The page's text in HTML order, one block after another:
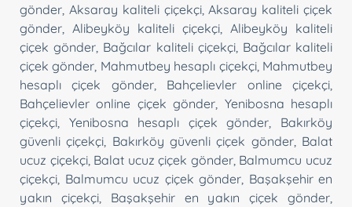
gönder Aksaray kaliteli çiçekçi,Aksaray kaliteli çiçek
gönder
Alibeyköy kaliteli çiçekçi
Alibeyköy kaliteli
çiçek gönder Bağcılar kaliteli çiçekçi, Bağcılar kaliteli
çiçek gönder Mahmutbey hesaplı çiçekçi, Mahmutbey
hesaplı çiçek gönder, Bahçelievler online çiçekçi
Bahçelievler online çiçek gönder Yenibosna hesaplı
çiçekçi
Yenibosna hesaplı çiçek gönder
Bakırköy
güvenli çiçekçi Bakırköy güvenli çiçek gönder, Balat
ucuz çiçekçi, Balat ucuz çiçek gönder, Balmumcu ucuz
çiçekçi Balmumcu ucuz çiçek gönder Başakşehir en
yakın çiçekçi, Başakşehir en yakın çiçek gönder